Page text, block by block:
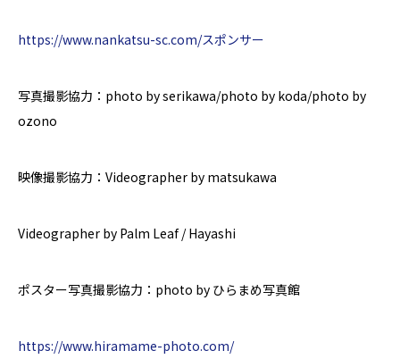
https://www.nankatsu-sc.com/スポンサー
写真撮影協力： photo byserikawa/photo by koda/photo by
ozono
映像撮影協力：Videographer by matsukawa
Videographer by Palm Leaf / Hayashi
ポスター写真撮影協力：photo by ひらまめ写真館
https://www.hiramame-photo.com/